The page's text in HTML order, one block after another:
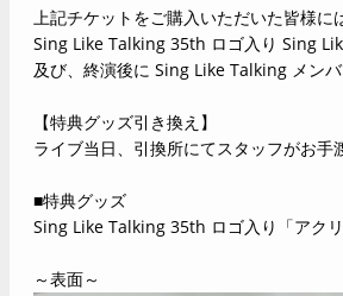
上記チケットをご購入いただいた皆様には
Sing Like Talking 35th ロゴ入り Sing
及び、終演後に Sing Like Talking メン
【特典グッズ引き換え 】
ライブ当日、引換所にてスタッフがお手
■特典グッズ
Sing Like Talking 35th ロゴ入り「アクリ
～表面～